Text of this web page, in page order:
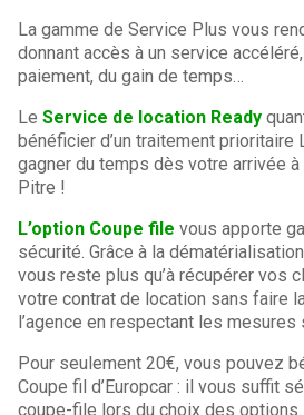
La gamme de Service Plus vous
donnant accès à un service
paiement, du gain de temps…
Le Service de location Ready
bénéficier d’un traitement prioritaire
gagner du temps dès votre arrivée
Pitre !
L’option Coupe file vous apporte
sécurité. Grâce à la
vous reste plus qu’à récupérer vos
votre contrat de location sans faire
l’agence en respectant les mesures
Pour seulement 20€, vous pouvez
Coupe fil d’Europcar : il vous suffit
coupe-file lors du choix des options.